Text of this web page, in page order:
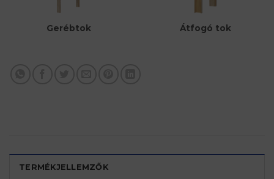
Gerébtok Átfogó tok
TERMÉKJELLEMZŐK